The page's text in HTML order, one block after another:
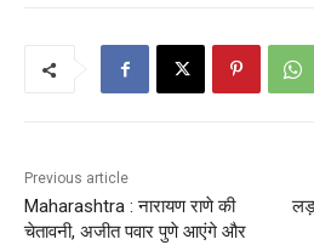
Previous article
Maharashtra : नारायण राणे की
चेतावनी, अजीत पवार पुणे आएंगे और